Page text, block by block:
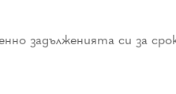
задълженията си за